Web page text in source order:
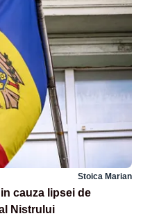
Stoica Marian
cauza lipsei de
Nistrului